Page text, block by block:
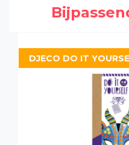
DJECO DO IT